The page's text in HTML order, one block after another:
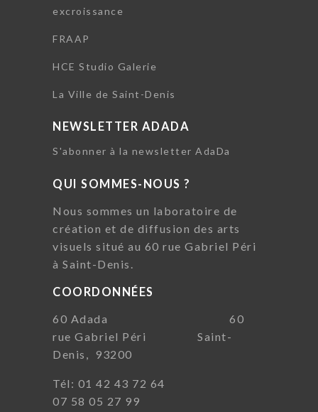
excroissance
FRAAP
HCE Studio Galerie
La Ville de Saint-Denis
NEWSLETTER ADADA
S'abonner à la newsletter AdaDa
QUI SOMMES-NOUS ?
Nous sommes un laboratoire de
création et de diffusion des arts
visuels situé au 60 rue Gabriel Péri
à Saint-Denis.
COORDONNÉES
60 Adada 60
rue Gabriel Péri Saint-
Denis, 93200
Tél: 01 42 43 72 64
07 58 05 27 99